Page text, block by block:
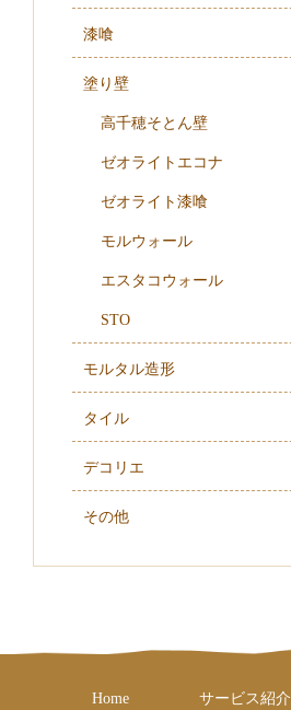
漆喰
塗り壁
高千穂そとん壁
ゼオライトエコナ
ゼオライト漆喰
モルウォール
エスタコウォール
STO
モルタル造形
タイル
デコリエ
その他
Home サービス紹介